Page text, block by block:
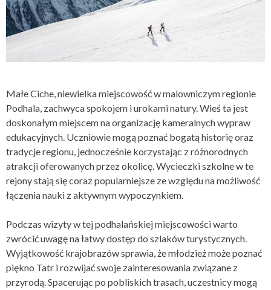
Małe Ciche, niewielka miejscowość w malowniczym regionie
Podhala, zachwyca spokojem i urokami natury. Wieś ta jest
doskonałym miejscem na organizację kameralnych wypraw
edukacyjnych. Uczniowie mogą poznać bogatą historię oraz
tradycje regionu, jednocześnie korzystając z różnorodnych
atrakcji oferowanych przez okolicę. Wycieczki szkolne w te
rejony stają się coraz popularniejsze ze względu na możliwość
łączenia nauki z aktywnym wypoczynkiem.
Podczas wizyty w tej podhalańskiej miejscowości warto
zwrócić uwagę na łatwy dostęp do szlaków turystycznych.
Wyjątkowość krajobrazów sprawia, że młodzież może poznać
piękno Tatr i rozwijać swoje zainteresowania związane z
przyrodą. Spacerując po pobliskich trasach, uczestnicy mogą